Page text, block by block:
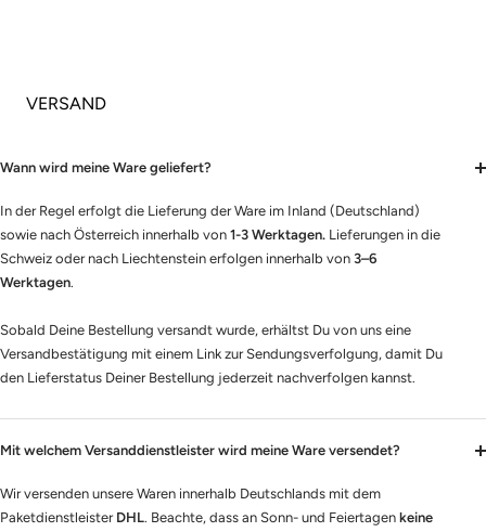
VERSAND
Wann wird meine Ware geliefert?
In der Regel erfolgt die Lieferung der Ware im Inland (Deutschland)
sowie nach Österreich innerhalb von 1-3 Werktagen. Lieferungen in die
Schweiz oder nach Liechtenstein erfolgen innerhalb von 3–6
Werktagen.
Sobald Deine Bestellung versandt wurde, erhältst Du von uns eine
Versandbestätigung mit einem Link zur Sendungsverfolgung, damit Du
den Lieferstatus Deiner Bestellung jederzeit nachverfolgen kannst.
Mit welchem Versanddienstleister wird meine Ware versendet?
Wir versenden unsere Waren innerhalb Deutschlands mit dem
Paketdienstleister DHL. Beachte, dass an Sonn- und Feiertagen keine